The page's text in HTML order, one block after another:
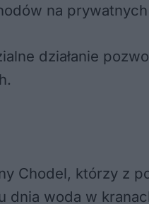
na
działanie
Chodel, którzy z
woda w